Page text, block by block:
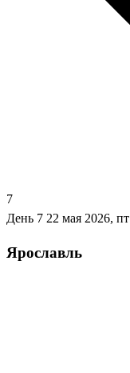
7
День 7 22 мая 2026, пт
Ярославль